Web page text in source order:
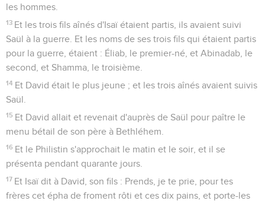
les hommes.
13 Et les trois fils aînés d'Isaï étaient partis, ils avaient suivi
Saül à la guerre. Et les noms de ses trois fils qui étaient partis
pour la guerre, étaient : Éliab, le premier-né, et Abinadab, le
second, et Shamma, le troisième.
14 Et David était le plus jeune ; et les trois aînés avaient suivis
Saül.
15 Et David allait et revenait d'auprès de Saül pour paître le
menu bétail de son père à Bethléhem.
16 Et le Philistin s'approchait le matin et le soir, et il se
présenta pendant quarante jours.
17 Et Isaï dit à David, son fils : Prends, je te prie, pour tes
frères cet épha de froment rôti et ces dix pains, et porte-les